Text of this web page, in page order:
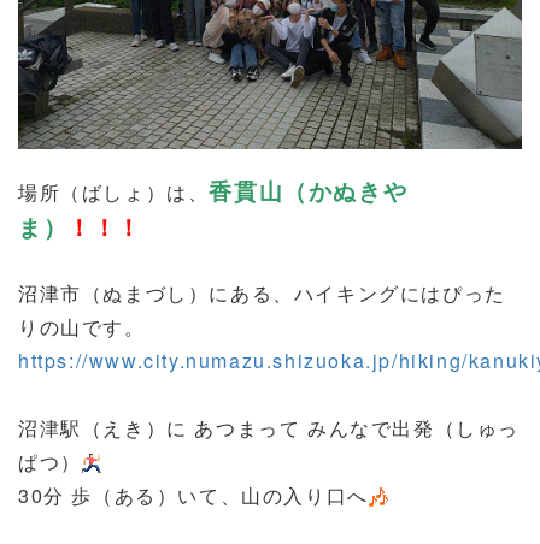
場所（ばしょ）は、香貫山（かぬきや
ま）
！！！
沼津市（ぬまづし）にある、ハイキングにはぴった
りの山です。
https://www.city.numazu.shizuoka.jp/hiking/
沼津駅（えき）に あつまって みんなで出発（しゅっ
ぱつ）
30分 歩（ある）いて、山の入り口へ